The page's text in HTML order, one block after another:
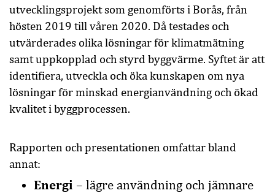
utvecklingsprojekt som genomförts i Borås, från
hösten 2019 till våren 2020. Då testades och
utvärderades olika lösningar för klimatmätning
samt uppkopplad och styrd byggvärme. Syftet är att
identifiera, utveckla och öka kunskapen om nya
lösningar för minskad energianvändning och ökad
kvalitet i byggprocessen.
Rapporten och presentationen omfattar bland
annat:
Energi – lägre användning och jämnare